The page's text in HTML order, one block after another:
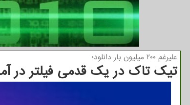
علیرغم ۲۰۰ میلیون بار دانلود؛
تیک تاک در یک قدمی فیلتر در